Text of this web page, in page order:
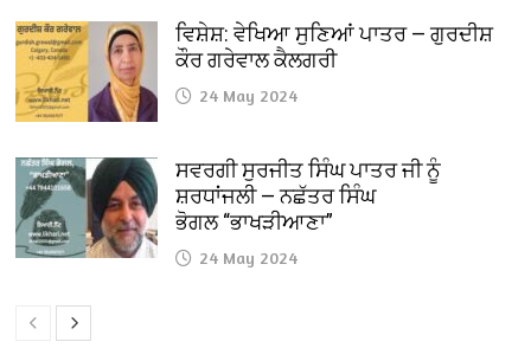
ਵਿਸ਼ੇਸ਼: ਵੇਖਿਆ ਸੁਣਿਆਂ ਪਾਤਰ — ਗੁਰਦੀਸ਼
ਕੌਰ ਗਰੇਵਾਲ ਕੈਲਗਰੀ
24 May 2024
ਸਵਰਗੀ ਸੁਰਜੀਤ ਸਿੰਘ ਪਾਤਰ ਜੀ ਨੂੰ
ਸ਼ਰਧਾਂਜਲੀ — ਨਛੱਤਰ ਸਿੰਘ
ਭੋਗਲ “ਭਾਖੜੀਆਣਾ”
24 May 2024